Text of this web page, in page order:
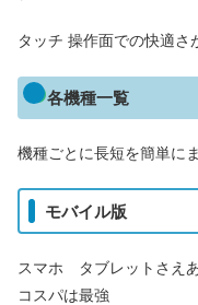
タッチ 操作面での快適さ
各機種一覧
機種ごとに長短を簡単に
モバイル版
スマホ タブレットさえ
コスパは最強